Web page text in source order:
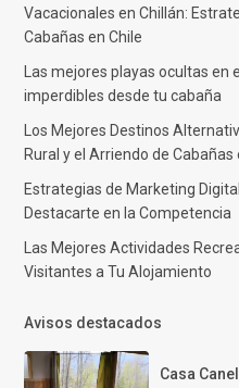
Vacacionales en Chillán:
Cabañas en Chile
Las mejores playas ocultas en
imperdibles desde tu cabaña
Los Mejores Destinos
Rural y el Arriendo de Cabañas
Estrategias de Marketing
Destacarte en la Competencia
Las Mejores Actividades
Visitantes a Tu Alojamiento
Avisos destacados
Casa